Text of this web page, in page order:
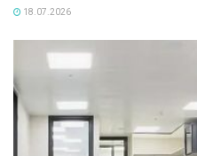
18.07.2026